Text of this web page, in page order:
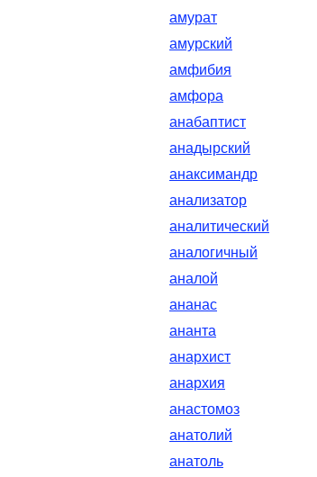
амурат
амурский
амфибия
амфора
анабаптист
анадырский
анаксимандр
анализатор
аналитический
аналогичный
аналой
ананас
ананта
анархист
анархия
анастомоз
анатолий
анатоль